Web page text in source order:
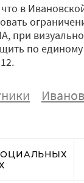
в
при
по